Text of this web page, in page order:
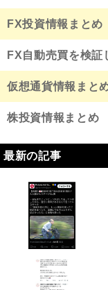
FX投資情報まとめ
FX自動売買を検証
仮想通貨情報まと
株投資情報まとめ
最新の記事